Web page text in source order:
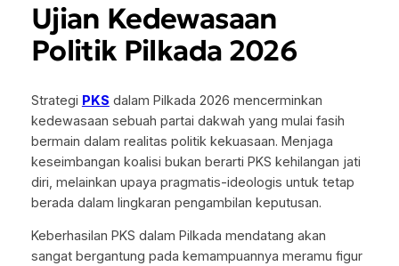
Ujian Kedewasaan
Politik Pilkada 2026
Strategi PKS dalam Pilkada 2026 mencerminkan
kedewasaan sebuah partai dakwah yang mulai fasih
bermain dalam realitas politik kekuasaan. Menjaga
keseimbangan koalisi bukan berarti PKS kehilangan jati
diri, melainkan upaya pragmatis-ideologis untuk tetap
berada dalam lingkaran pengambilan keputusan.
Keberhasilan PKS dalam Pilkada mendatang akan
sangat bergantung pada kemampuannya meramu figur